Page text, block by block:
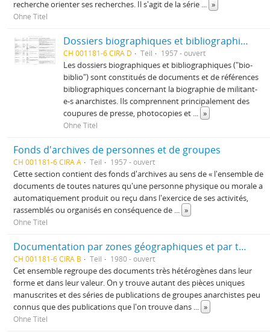
recherche orienter ses recherches. Il s'agit de la série ... »
Ohne Titel
Dossiers biographiques et bibliographiques
CH 001181-6 CIRA D Teil 1957 - ouvert
Les dossiers biographiques et bibliographiques ("bio-
biblio") sont constitués de documents et de références
bibliographiques concernant la biographie de militant-
e-s anarchistes. Ils comprennent principalement des
coupures de presse, photocopies et ... »
Ohne Titel
Fonds d'archives de personnes et de groupes
CH 001181-6 CIRA A Teil 1957 - ouvert
Cette section contient des fonds d'archives au sens de « l'ensemble de
documents de toutes natures qu'une personne physique ou morale a
automatiquement produit ou reçu dans l'exercice de ses activités,
rassemblés ou organisés en conséquence de ... »
Ohne Titel
Documentation par zones géographiques et par thèmes
CH 001181-6 CIRA B Teil 1980 - ouvert
Cet ensemble regroupe des documents très hétérogènes dans leur
forme et dans leur valeur. On y trouve autant des pièces uniques
manuscrites et des séries de publications de groupes anarchistes peu
connus que des publications que l'on trouve dans ... »
Ohne Titel